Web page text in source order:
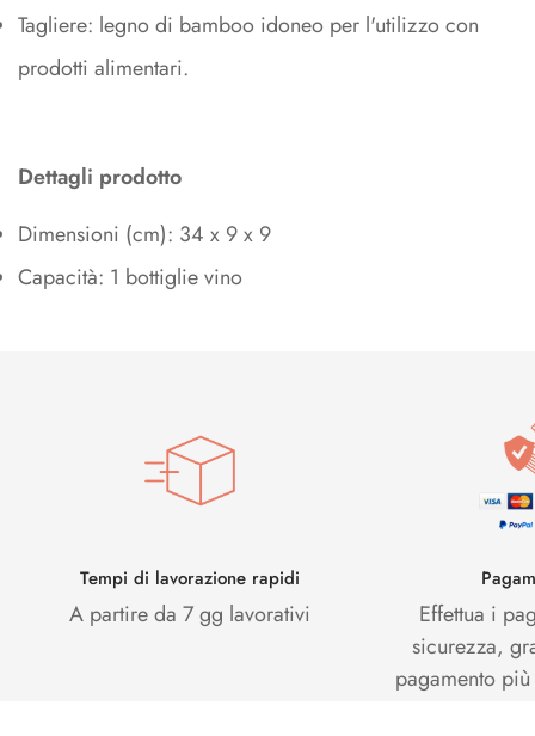
Tagliere: legno di bamboo idoneo per l'utilizzo con
prodotti alimentari.
Dettagli prodotto
Dimensioni (cm): 34 x 9 x 9
Capacità: 1 bottiglie vino
Tempi di lavorazione rapidi
A partire da 7 gg lavorativi
Effettua i
sicurezza,
pagamento